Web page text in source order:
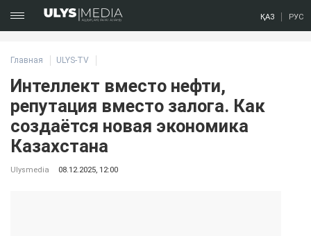
ҚАЗ РУС
Главная ULYS-TV
Интеллект вместо нефти,
репутация вместо залога. Как
создаётся новая экономика
Казахстана
Ulysmedia 08.12.2025, 12:00